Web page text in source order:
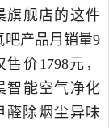
净化,氧吧，由
货。
旗舰店的这件
吧产品月销量9
价1798元，
智能空气净化
醛除烟尘异味